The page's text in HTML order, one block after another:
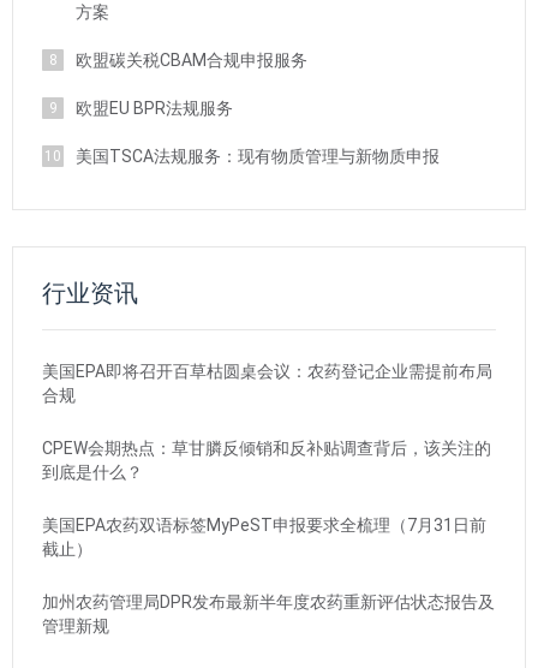
方案
8 欧盟碳关税CBAM合规申报服务
9 欧盟EU BPR法规服务
10 美国TSCA法规服务：现有物质管理与新物质申报
行业资讯
美国EPA即将召开百草枯圆桌会议：农药登记企业需提前布局
合规
CPEW会期热点：草甘膦反倾销和反补贴调查背后，该关注的
到底是什么？
美国EPA农药双语标签MyPeST申报要求全梳理（7月31日前
截止）
加州农药管理局DPR发布最新半年度农药重新评估状态报告及
管理新规